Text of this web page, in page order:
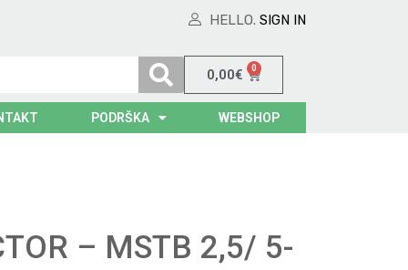
HELLO. SIGN IN
0,00€ 0
PODRŠKA WEBSHOP
– MSTB 2,5/ 5-